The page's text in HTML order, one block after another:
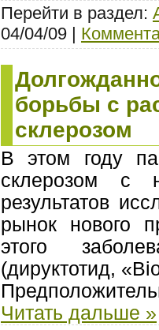
Перейти в раздел:
04/04/09 |
борьбы с
склерозом
В этом году
склерозом с
результатов
рынок нового
этого
(дируктотид,
Читать дальше »